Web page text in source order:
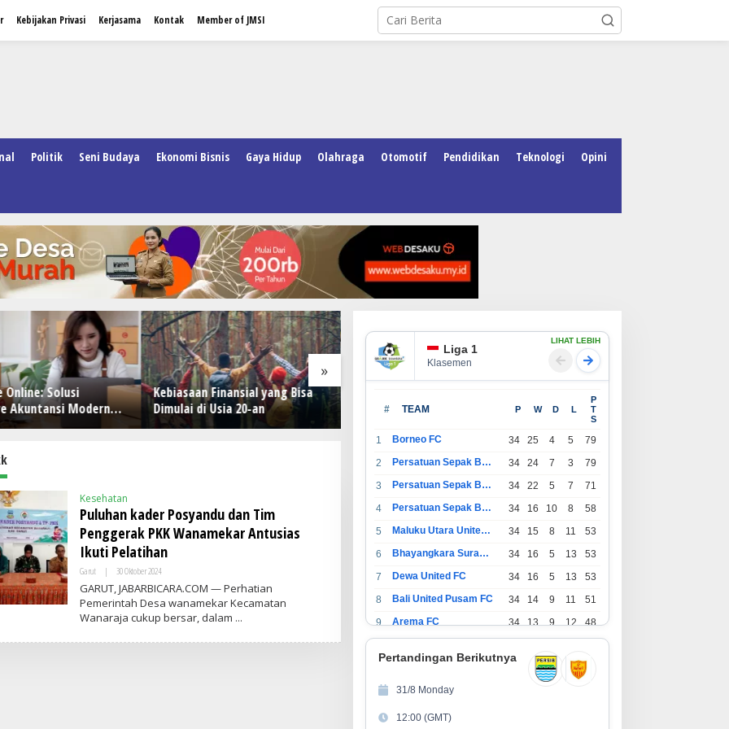
Kebijakan Privasi Kerjasama Kontak Member of JMSI
Politik Seni Budaya Ekonomi Bisnis Gaya Hidup Olahraga Otomotif Pendidikan Teknologi Opini
»
Finansial yang Bisa
Usia 20-an
Mengusung Sustainable dan
Smart Living, NARALOKA 2026
Hadirkan Karya Terbaik
Tingkatkan Efisiensi
BACOK HINGGA TEWAS! Polres
Garut Ringkus Pelaku
Penganiayaan Brutal di
Banyuresmi, Terancam 10 Tahun
Penjara
Kesehatan
Puluhan kader Posyandu dan Tim
Penggerak PKK Wanamekar Antusias
Ikuti Pelatihan
Garut | 30 Oktober 2024O
L
E
H
A
M
GARUT, JABARBICARA.COM — Perhatian
Pemerintah Desa wanamekar Kecamatan
Wanaraja cukup bersar, dalam
Liga 1
Klasemen
LIHAT LEBIH
# TEAM P W D L
P
T
S
1 Borneo FC 34 25 4 5
79
2
Persatuan Sepak Bola Indonesia Bandung 34 24 7 3
79
3
Persatuan Sepak Bola Indonesia Jakarta 34 22 5 7
71
4
Persatuan Sepak Bola Surabaya 34 16 10 8
58
5
Maluku Utara United FC 34 15 8 11
53
6
Bhayangkara Surabaya United 34 16 5 13
53
7
Dewa United FC 34 16 5 13
53
8
Bali United Pusam FC 34 14 9 11
51
9
Arema FC 34 13 9 12
48
0
1
11 12 11
2
Pertandingan Berikutnya
31/8 Monday
12:00 (GMT)